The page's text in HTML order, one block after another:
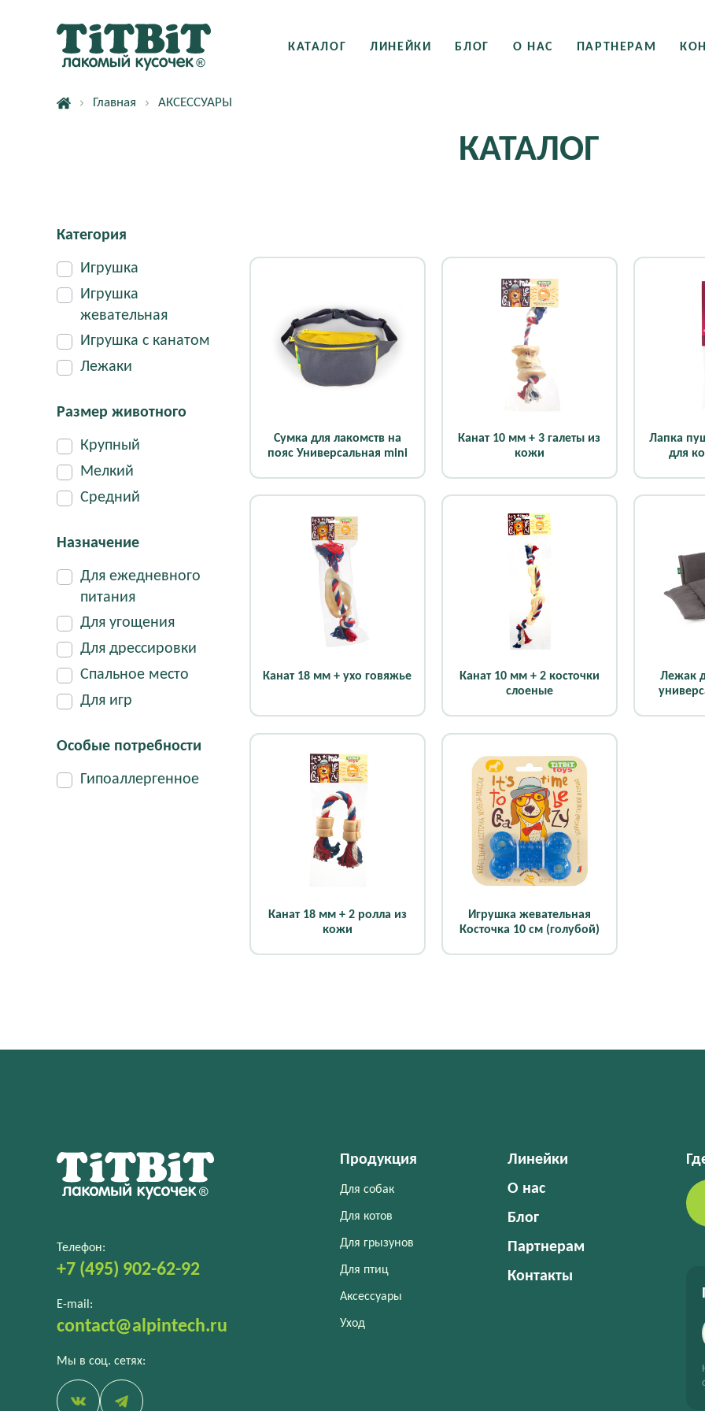
КАТАЛОГ ЛИНЕЙКИ БЛОГ О НАС ПАРТНЕРАМ
Главная АКСЕССУАРЫ
КАТАЛОГ
Категория
Игрушка
Игрушка
жевательная
Игрушка с канатом
Лежаки
Размер животного
Крупный
Мелкий
Средний
Назначение
Для ежедневного
питания
Для угощения
Для дрессировки
Спальное место
Для игр
Особые потребности
Гипоаллергенное
Сумка для лакомств на
пояс Универсальная mini
Канат 10 мм + 3 галеты из
кожи
Лапка
для
Канат 18 мм + ухо говяжье
Канат 10 мм + 2 косточки
слоеные
Лежак
Канат 18 мм + 2 ролла из
кожи
Игрушка жевательная
Косточка 10 см (голубой)
Телефон:
+7 (495) 902-62-92
E-mail:
contact@alpintech.ru
Мы в соц. сетях:
Продукция
Для собак
Для котов
Для грызунов
Для птиц
Аксессуары
Уход
Линейки
О нас
Блог
Партнерам
Контакты